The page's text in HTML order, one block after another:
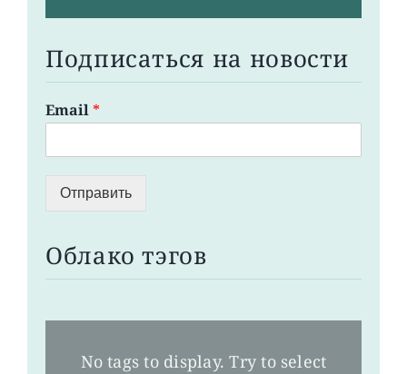
Подписаться на новости
Email*
Отправить
Облако тэгов
No tags to display. Try to select